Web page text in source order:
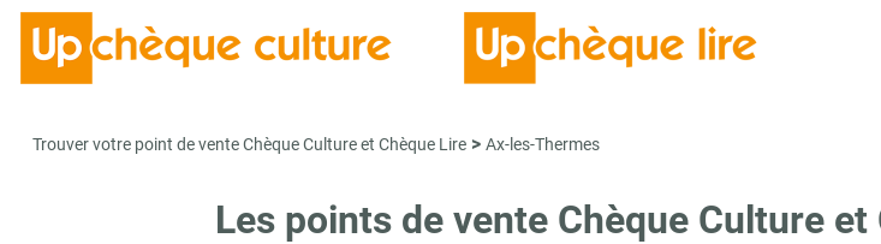
Trouver votre point de vente Chèque Culture et Chèque Lire > Ax-les-Thermes
Les points de vente Chèque Culture